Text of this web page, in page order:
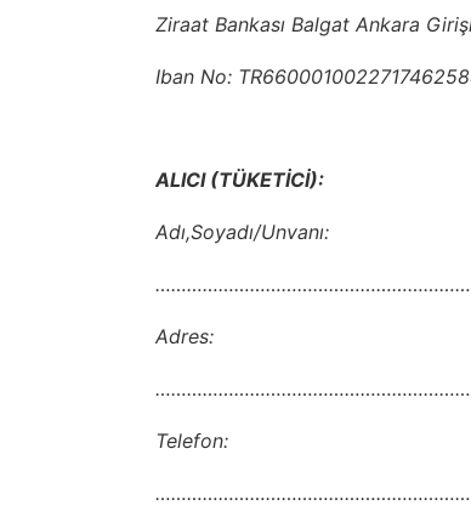
Ziraat Bankası Balgat Ankara
Iban No:
ALICI (TÜKETİCİ):
Adı,Soyadı/Unvanı:
Adres:
Telefon: